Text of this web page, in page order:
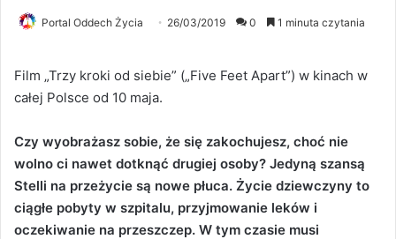
Portal Oddech Życia 26/03/2019 0 1 minuta czytania
Film „Trzy kroki od siebie” („Five Feet Apart”) w kinach w
całej Polsce od 10 maja.
Czy wyobrażasz sobie, że się zakochujesz, choć nie
wolno ci nawet dotknąć drugiej osoby? Jedyną szansą
Stelli na przeżycie są nowe płuca. Życie dziewczyny to
ciągłe pobyty w szpitalu, przyjmowanie leków i
oczekiwanie na przeszczep. W tym czasie musi